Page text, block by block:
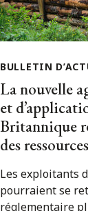
BULLETIN
La nouvelle
et
Britannique
des
Les exploitants
pourraient se
réglementaire